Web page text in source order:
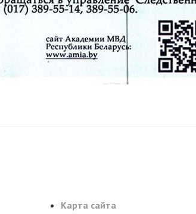
Карта сайта